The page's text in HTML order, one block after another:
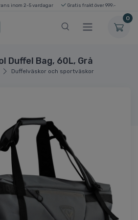
inom 2-5 vardagar Gratis frakt över 999:-
0
Duffel Bag, 60L, Grå
Duffelväskor och sportväskor